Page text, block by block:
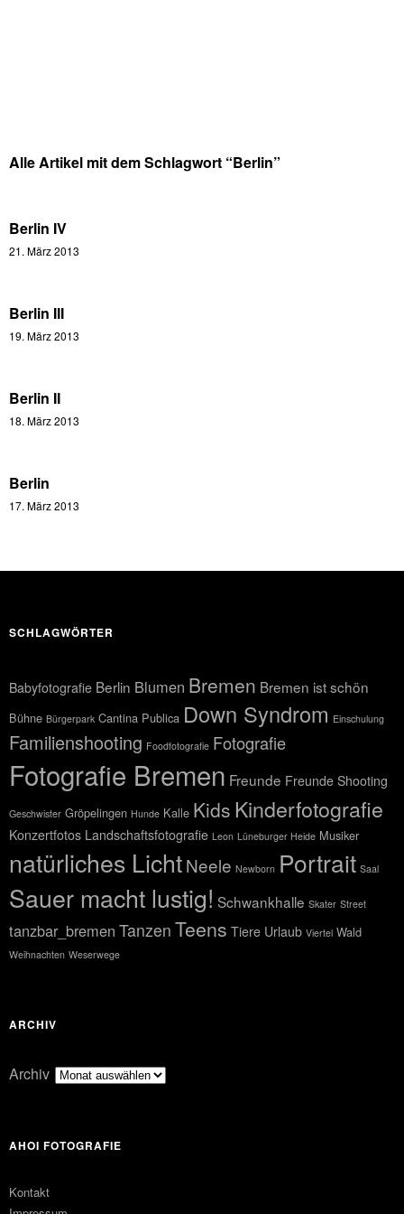
Alle Artikel mit dem Schlagwort “Berlin”
Berlin IV
21. März 2013
Berlin III
19. März 2013
Berlin II
18. März 2013
Berlin
17. März 2013
SCHLAGWÖRTER
Babyfotografie Berlin Blumen Bremen Bremen ist schön
Bühne Bürgerpark Cantina Publica Down Syndrom Einschulung
Familienshooting Foodfotografie Fotografie
Fotografie Bremen Freunde Freunde Shooting
Geschwister Gröpelingen Hunde Kalle Kids Kinderfotografie
Konzertfotos Landschaftsfotografie Leon Lüneburger Heide Musiker
natürliches LichtNeele Newborn Portrait Saal
Sauer macht lustig! Schwankhalle Skater Street
tanzbar_bremen Tanzen Teens Tiere Urlaub Viertel Wald
Weihnachten Weserwege
ARCHIV
Archiv
AHOI FOTOGRAFIE
Kontakt